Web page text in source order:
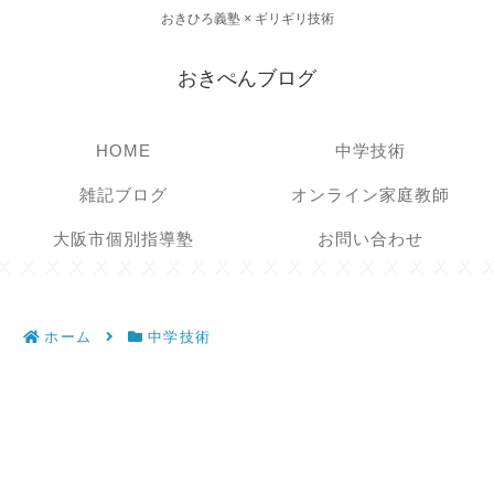
おきひろ義塾 × ギリギリ技術
おきぺんブログ
HOME 中学技術
雑記ブログ オンライン家庭教師
大阪市個別指導塾 お問い合わせ
ホーム 中学技術